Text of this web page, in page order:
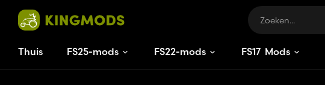
Thuis FS25-mods FS22-mods FS17 Mods